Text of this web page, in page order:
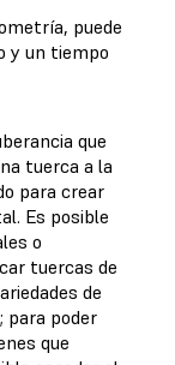
puede
y un tiempo
que
tuerca a la
para crear
Es posible
o
tuercas de
de
para poder
que